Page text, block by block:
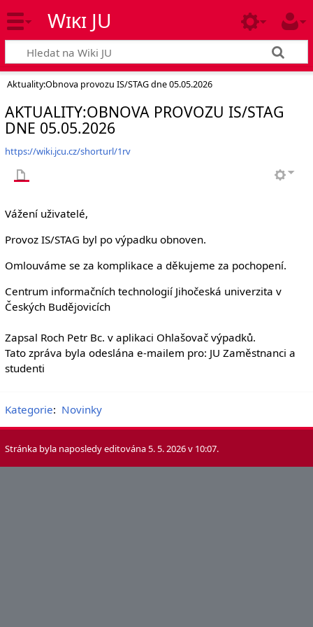
Wiki JU
Aktuality:Obnova provozu IS/STAG dne 05.05.2026
AKTUALITY:OBNOVA PROVOZU IS/STAG
DNE 05.05.2026
https://wiki.jcu.cz/shorturl/1rv
Vážení uživatelé,
Provoz IS/STAG byl po výpadku obnoven.
Omlouváme se za komplikace a děkujeme za pochopení.
Centrum informačních technologií Jihočeská univerzita v
Českých Budějovicích
Zapsal Roch Petr Bc. v aplikaci Ohlašovač výpadků.
Tato zpráva byla odeslána e-mailem pro: JU Zaměstnanci a
studenti
Kategorie: Novinky
Stránka byla naposledy editována 5. 5. 2026 v 10:07.